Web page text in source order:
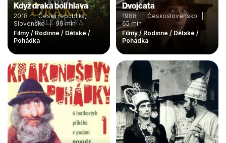
Když draka bolí hlava
2018 | Česká republika,
Slovensko | 99 min
Filmy / Rodinné / Dětské /
Pohádka
Dvojčata
1988 | Československo |
65 min
Filmy / Rodinné / Dětské /
Pohádka